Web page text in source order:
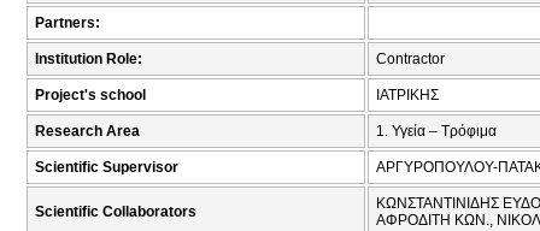
Partners:
Institution Role: Contractor
Project's school ΙΑΤΡΙΚΗΣ
Research Area 1. Υγεία – Τρόφιμα
Scientific Supervisor ΑΡΓΥΡΟΠΟΥΛΟΥ-
Scientific Collaborators
ΚΩΝΣΤΑΝΤΙΝΙΔΗΣ
ΑΦΡΟΔΙΤΗ ΚΩΝ.,